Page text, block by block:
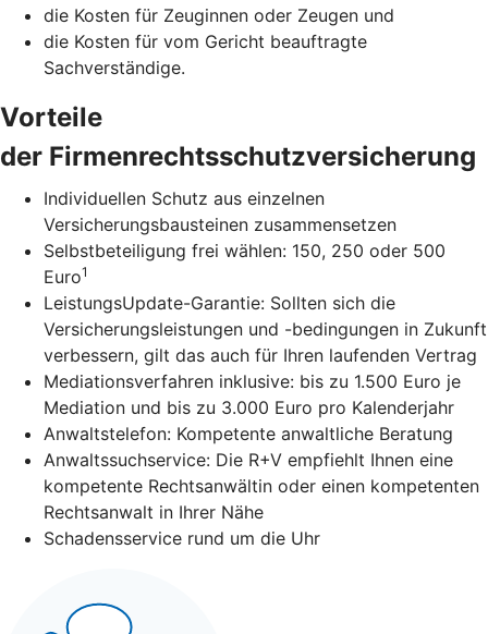
die Kosten für Zeuginnen oder Zeugen und
die Kosten für vom Gericht beauftragte
Sachverständige.
Vorteile
der Firmenrechtsschutzversicherung
Individuellen Schutz aus einzelnen
Versicherungsbausteinen zusammensetzen
Selbstbeteiligung frei wählen: 150, 250 oder 500
Euro1
LeistungsUpdate-Garantie: Sollten sich die
Versicherungsleistungen und -bedingungen in Zukunft
verbessern, gilt das auch für Ihren laufenden Vertrag
Mediationsverfahren inklusive: bis zu 1.500 Euro je
Mediation und bis zu 3.000 Euro pro Kalenderjahr
Anwaltstelefon: Kompetente anwaltliche Beratung
Anwaltssuchservice: Die R+V empfiehlt Ihnen eine
kompetente Rechtsanwältin oder einen kompetenten
Rechtsanwalt in Ihrer Nähe
Schadensservice rund um die Uhr